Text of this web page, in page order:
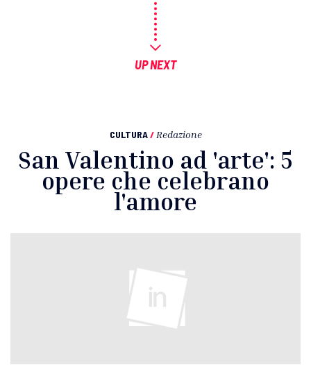
UP NEXT
CULTURA / Redazione
San Valentino ad 'arte': 5
opere che celebrano
l'amore